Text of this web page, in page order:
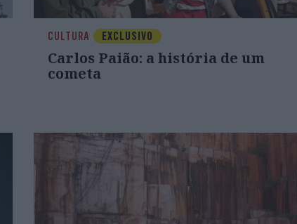
CULTURA EXCLUSIVO
Carlos Paião: a história de um
cometa